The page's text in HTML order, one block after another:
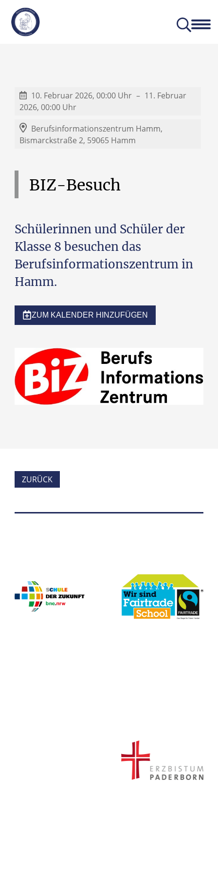
10. Februar 2026, 00:00 Uhr
11. Februar
2026, 00:00 Uhr
Berufsinformationszentrum Hamm,
Bismarckstraße 2, 59065 Hamm
BIZ-Besuch
Schülerinnen und Schüler der
Klasse 8 besuchen das
Berufsinformationszentrum in
Hamm.
ZUM KALENDER HINZUFÜGEN
ZURÜCK